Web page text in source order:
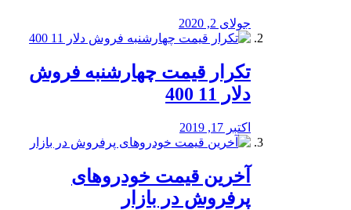
جولای 2, 2020
تکرار قیمت چهارشنبه فروش
دلار 11 400
اکتبر 17, 2019
آخرین قیمت خودرو‌های
پرفروش در بازار